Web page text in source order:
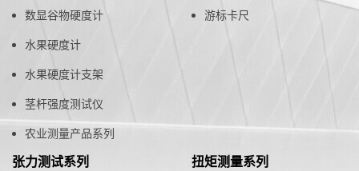
数显谷物硬度计
水果硬度计
水果硬度计支架
茎杆强度测试仪
农业测量产品系列
游标卡尺
张力测试系列 扭矩测量系列